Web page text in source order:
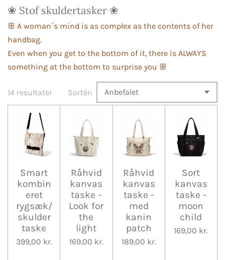
❀ Stof skuldertasker ❀
ꕥ A woman´s mind is as complex as the contents of her
handbag.
Even when you get to the bottom of it, there is ALWAYS
something at the bottom to surprise you ꕥ
14 resultater Sortér:
Smart
kombin
eret
rygsæk/
skulder
taske
399,00 kr.
Råhvid
kanvas
taske -
Look for
the
light
169,00 kr.
Råhvid
kanvas
taske -
med
kanin
patch
189,00 kr.
Sort
kanvas
taske -
moon
child
169,00 kr.